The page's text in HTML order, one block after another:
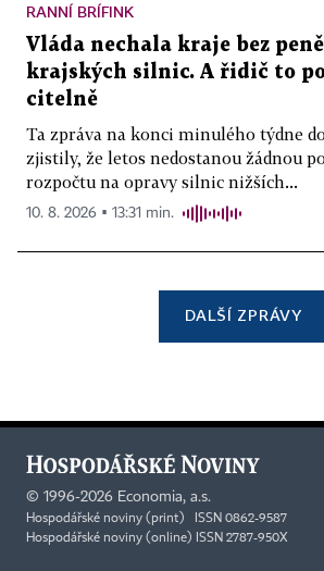
RANNÍ BRÍFINK
Vláda nechala kraje bez
krajských silnic. A řidič to
citelně
Ta zpráva na konci minulého týdne
zjistily, že letos nedostanou žádnou
rozpočtu na opravy silnic nižších...
10. 8. 2026 ▪ 13:31 min.
DALŠÍ ZPRÁVY
© 1996-2026 Economia, a.s.
Hospodářské noviny (print) ISSN 0862-9587
Hospodářské noviny (online) ISSN 2787-950X